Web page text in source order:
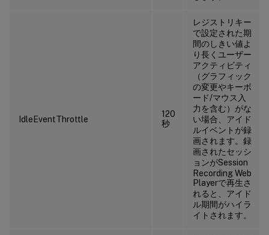
IdleEventThrottle
120
秒
レジストリキー
で設定された期
間のしきい値よ
り長くユーザー
アクティビティ
（グラフィック
の変更やキーボ
ード/マウス入
力を含む）がな
い場合、アイド
ルイベントが録
画されます。録
画されたセッシ
ョンがSession
Recording Web
Playerで再生さ
れると、アイド
ル期間がハイラ
イトされます。